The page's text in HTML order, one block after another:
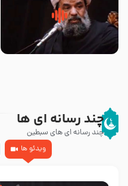
سلام جوانی که امام حسین علیه
السلام خودش جوابش را دادند
چند رسانه ای ها
چند رسانه ای های سبطین
ویدئو ها